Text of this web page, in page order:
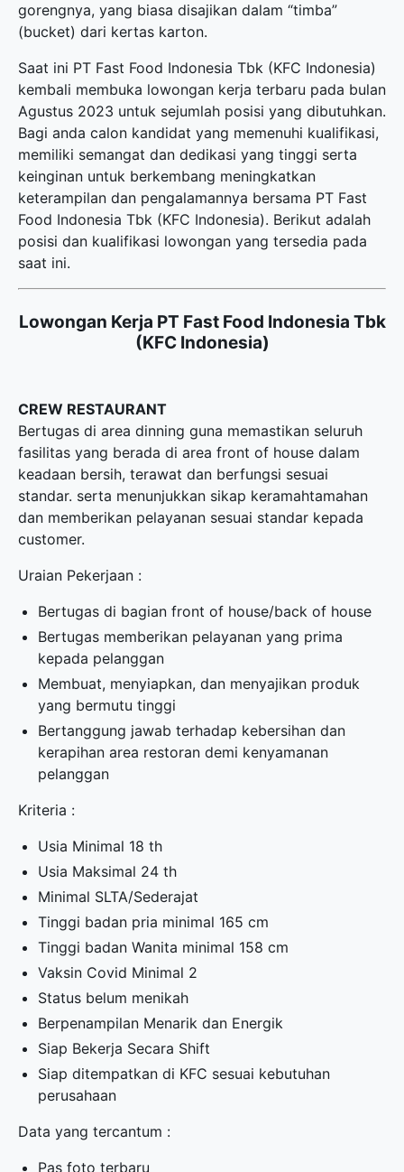
gorengnya, yang biasa disajikan dalam “timba”
(bucket) dari kertas karton.
Saat ini PT Fast Food Indonesia Tbk (KFC Indonesia)
kembali membuka lowongan kerja terbaru pada bulan
Agustus 2023 untuk sejumlah posisi yang dibutuhkan.
Bagi anda calon kandidat yang memenuhi kualifikasi,
memiliki semangat dan dedikasi yang tinggi serta
keinginan untuk berkembang meningkatkan
keterampilan dan pengalamannya bersama PT Fast
Food Indonesia Tbk (KFC Indonesia). Berikut adalah
posisi dan kualifikasi lowongan yang tersedia pada
saat ini.
Lowongan Kerja PT Fast Food Indonesia Tbk
(KFC Indonesia)
CREW RESTAURANT
Bertugas di area dinning guna memastikan seluruh
fasilitas yang berada di area front of house dalam
keadaan bersih, terawat dan berfungsi sesuai
standar. serta menunjukkan sikap keramahtamahan
dan memberikan pelayanan sesuai standar kepada
customer.
Uraian Pekerjaan :
Bertugas di bagian front of house/back of house
Bertugas memberikan pelayanan yang prima
kepada pelanggan
Membuat, menyiapkan, dan menyajikan produk
yang bermutu tinggi
Bertanggung jawab terhadap kebersihan dan
kerapihan area restoran demi kenyamanan
pelanggan
Kriteria :
Usia Minimal 18 th
Usia Maksimal 24 th
Minimal SLTA/Sederajat
Tinggi badan pria minimal 165 cm
Tinggi badan Wanita minimal 158 cm
Vaksin Covid Minimal 2
Status belum menikah
Berpenampilan Menarik dan Energik
Siap Bekerja Secara Shift
Siap ditempatkan di KFC sesuai kebutuhan
perusahaan
Data yang tercantum :
Pas foto terbaru